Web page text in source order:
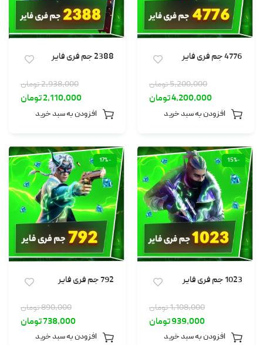
4776 جم فری فایر
5,200,000تومان
4,200,000تومان
افزودن به سبد خرید
2388 جم فری فایر
2,938,000تومان
2,110,000تومان
افزودن به سبد خرید
-15%
1023 جم فری فایر
1,108,000تومان
939,000تومان
افزودن به سبد خرید
-17%
792 جم فری فایر
890,000تومان
738,000تومان
افزودن به سبد خرید